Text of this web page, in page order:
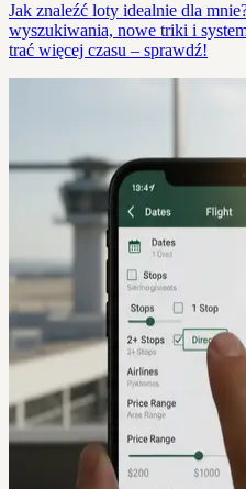
Jak znaleźć loty idealnie dla
wyszukiwania, nowe triki i
trać więcej czasu – sprawdź!